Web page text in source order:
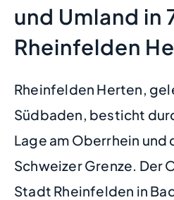
und Umland in
Rheinfelden
Rheinfelden Herten,
Südbaden, besticht
Lage am Oberrhein und
Schweizer Grenze. Der
Stadt Rheinfelden in